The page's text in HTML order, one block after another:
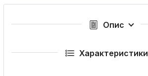
Опис
Характеристики